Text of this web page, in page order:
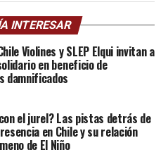
INTERESAR
Violines y SLEP Elqui invitan a
en beneficio de
damnificados
el jurel? Las pistas detrás de
en Chile y su relación
de El Niño